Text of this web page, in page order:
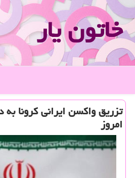
خاتون یار
تزریق واكسن ایرانی كرونا
امروز